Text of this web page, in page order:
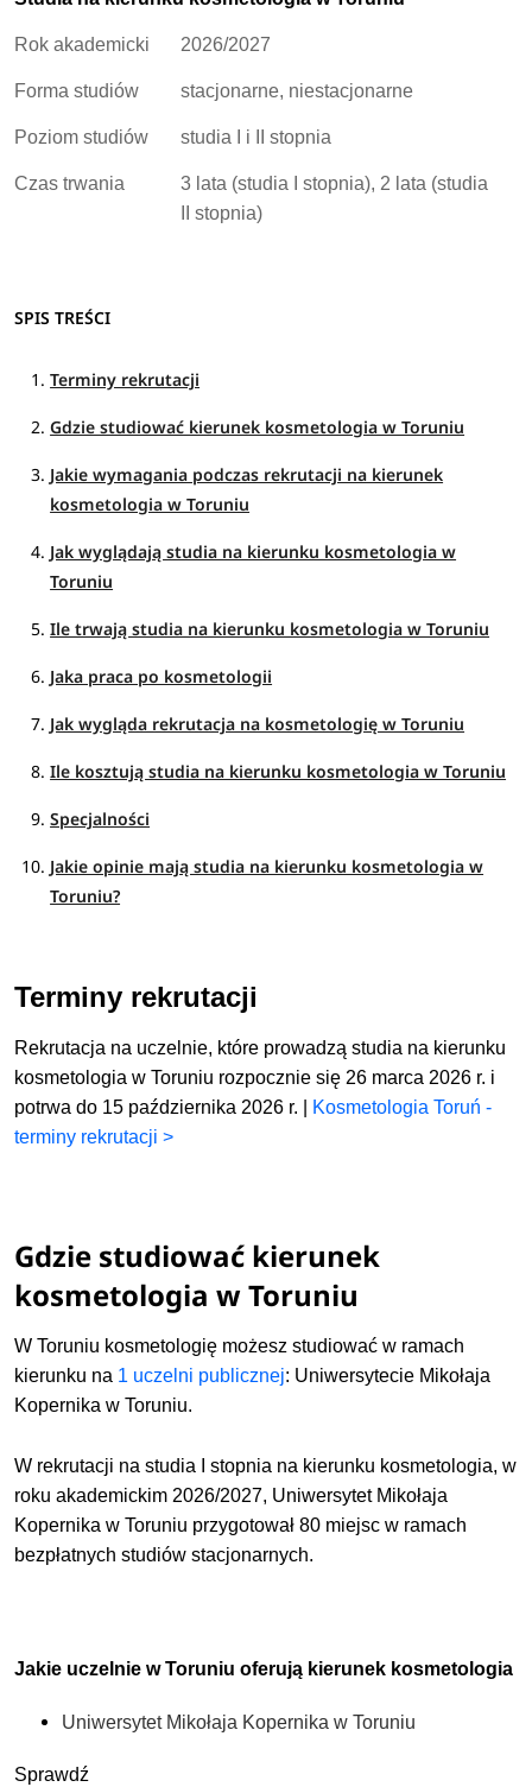
Rok akademicki 2026/2027
Forma studiów stacjonarne, niestacjonarne
Poziom studiów studia I i II stopnia
Czas trwania
3 lata (studia I stopnia), 2 lata (studia
II stopnia)
SPIS TREŚCI
Terminy rekrutacji
Gdzie studiować kierunek kosmetologia w Toruniu
Jakie wymagania podczas rekrutacji na kierunek
kosmetologia w Toruniu
Jak wyglądają studia na kierunku kosmetologia w
Toruniu
Ile trwają studia na kierunku kosmetologia w Toruniu
Jaka praca po kosmetologii
Jak wygląda rekrutacja na kosmetologię w Toruniu
Ile kosztują studia na kierunku kosmetologia w Toruniu
Specjalności
Jakie opinie mają studia na kierunku kosmetologia w
Toruniu?
Terminy rekrutacji
Rekrutacja na uczelnie, które prowadzą studia na kierunku
kosmetologia w Toruniu rozpocznie się 26 marca 2026 r. i
potrwa do 15 października 2026 r. |
Kosmetologia Toruń -
terminy rekrutacji >
Gdzie studiować kierunek
kosmetologia w Toruniu
W Toruniu kosmetologię możesz studiować w ramach
kierunku na 1 uczelni publicznej: Uniwersytecie Mikołaja
Kopernika w Toruniu.
W rekrutacji na studia I stopnia na kierunku kosmetologia, w
roku akademickim 2026/2027, Uniwersytet Mikołaja
Kopernika w Toruniu przygotował 80 miejsc w ramach
bezpłatnych studiów stacjonarnych.
Jakie uczelnie w Toruniu oferują kierunek kosmetologia
Uniwersytet Mikołaja Kopernika w Toruniu
Sprawdź